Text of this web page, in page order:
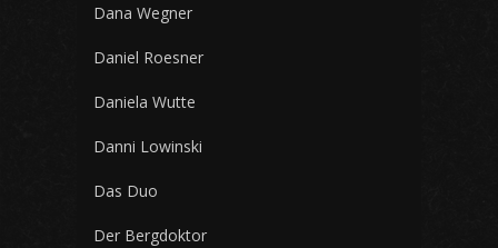
Dana Wegner
Daniel Roesner
Daniela Wutte
Danni Lowinski
Das Duo
Der Bergdoktor